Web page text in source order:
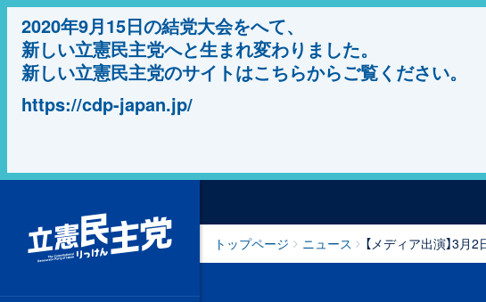
2020年9月15日の結党大会をへて、
新しい立憲民主党へと生まれ変わりました。
新しい立憲民主党のサイトはこちらからご覧ください。
https://cdp-japan.jp/
トップページ ニュース 【メディア出演】3月